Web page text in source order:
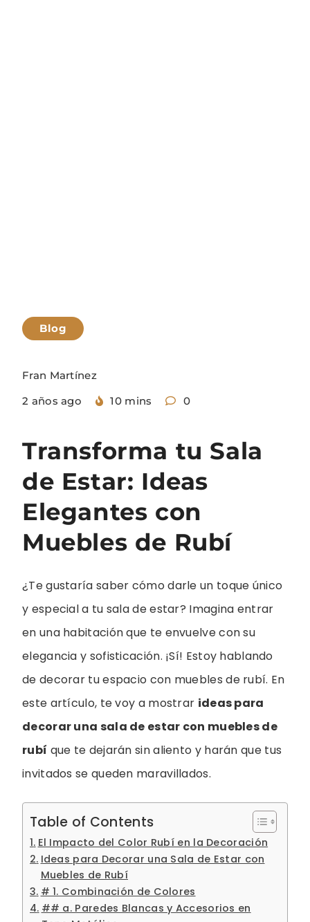
Blog
Fran Martínez
2 años ago
10 mins 0
Transforma tu Sala
de Estar: Ideas
Elegantes con
Muebles de Rubí
¿Te gustaría saber cómo darle un toque único
y especial a tu sala de estar? Imagina entrar
en una habitación que te envuelve con su
elegancia y sofisticación. ¡Sí! Estoy hablando
de decorar tu espacio con muebles de rubí. En
este artículo, te voy a mostrar ideas para
decorar una sala de estar con muebles de
rubí que te dejarán sin aliento y harán que tus
invitados se queden maravillados.
Table of Contents
El Impacto del Color Rubí en la Decoración
Ideas para Decorar una Sala de Estar con
Muebles de Rubí
# 1. Combinación de Colores
## a. Paredes Blancas y Accesorios en